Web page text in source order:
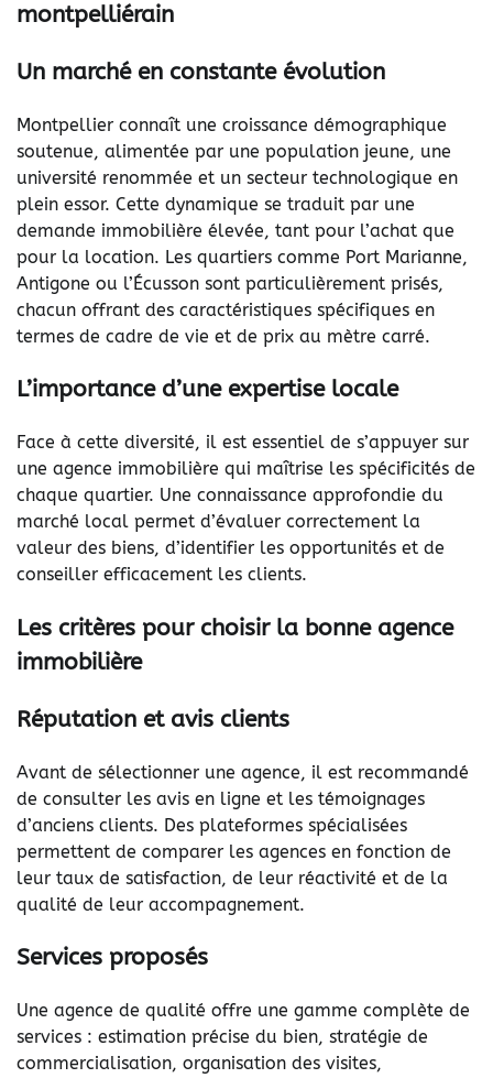
montpelliérain
Un marché en constante évolution
Montpellier connaît une croissance démographique
soutenue, alimentée par une population jeune, une
université renommée et un secteur technologique en
plein essor. Cette dynamique se traduit par une
demande immobilière élevée, tant pour l’achat que
pour la location. Les quartiers comme Port Marianne,
Antigone ou l’Écusson sont particulièrement prisés,
chacun offrant des caractéristiques spécifiques en
termes de cadre de vie et de prix au mètre carré.
L’importance d’une expertise locale
Face à cette diversité, il est essentiel de s’appuyer sur
une agence immobilière qui maîtrise les spécificités de
chaque quartier. Une connaissance approfondie du
marché local permet d’évaluer correctement la
valeur des biens, d’identifier les opportunités et de
conseiller efficacement les clients.
Les critères pour choisir la bonne agence
immobilière
Réputation et avis clients
Avant de sélectionner une agence, il est recommandé
de consulter les avis en ligne et les témoignages
d’anciens clients. Des plateformes spécialisées
permettent de comparer les agences en fonction de
leur taux de satisfaction, de leur réactivité et de la
qualité de leur accompagnement.
Services proposés
Une agence de qualité offre une gamme complète de
services : estimation précise du bien, stratégie de
commercialisation, organisation des visites,